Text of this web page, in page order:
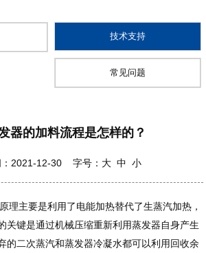
技术支持
常见问题
器的加料流程是怎样的？
：2021-12-30 字号： 大 中 小
理主要是利用了电能加热替代了生蒸汽加热，
关键是通过机械压缩重新利用蒸发器自身产生
的二次蒸汽和蒸发器冷凝水都可以利用回收余